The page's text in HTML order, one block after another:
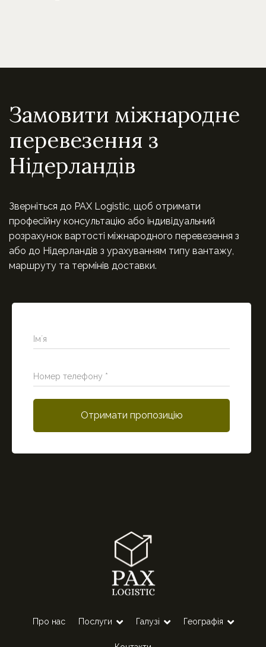
Замовити міжнародне
перевезення з
Нідерландів
Зверніться до PAX Logistic, щоб отримати
професійну консультацію або індивідуальний
розрахунок вартості міжнародного перевезення з
або до Нідерландів з урахуванням типу вантажу,
маршруту та термінів доставки.
Імʼя
Номер телефону *
Отримати пропозицію
Про нас Послуги Галузі Географія